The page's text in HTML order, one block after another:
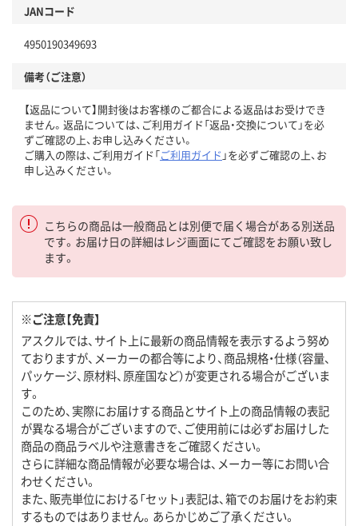
JANコード
4950190349693
備考（ご注意）
【返品について】開封後はお客様のご都合による返品はお受けでき
ません。返品については、ご利用ガイド「返品・交換について」を必
ずご確認の上、お申し込みください。
ご購入の際は、ご利用ガイド「ご利用ガイド 」を必ずご確認の上、お
申し込みください。
こちらの商品は一般商品とは別便で届く場合がある別送品
です。お届け日の詳細はレジ画面にてご確認をお願い致し
ます。
※ご注意【免責】
アスクルでは、サイト上に最新の商品情報を表示するよう努め
ておりますが、メーカーの都合等により、商品規格・仕様（容量、
パッケージ、原材料、原産国など）が変更される場合がございま
す。
このため、実際にお届けする商品とサイト上の商品情報の表記
が異なる場合がございますので、ご使用前には必ずお届けした
商品の商品ラベルや注意書きをご確認ください。
さらに詳細な商品情報が必要な場合は、メーカー等にお問い合
わせください。
また、販売単位における「セット」表記は、箱でのお届けをお約束
するものではありません。あらかじめご了承ください。